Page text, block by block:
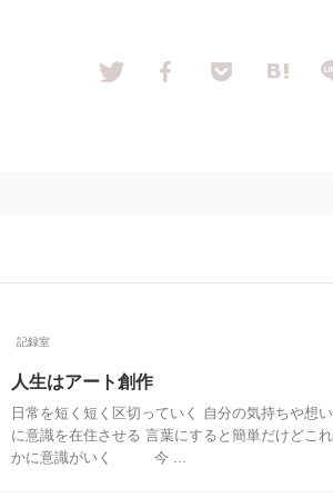
記録室
人生はアート創作
日常を短く短く区切っていく 自分の気持ち
に意識を在住させる 言葉にすると簡単だけどこ
かに意識がいく 今 ...